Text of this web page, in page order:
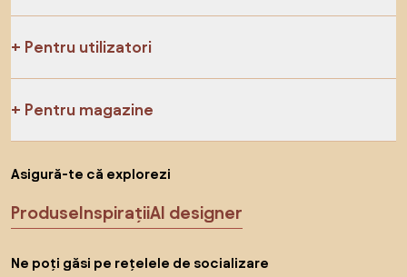
Pentru utilizatori
Pentru magazine
Asigură-te că explorezi
ProduseInspirațiiAI designer
Ne poți găsi pe rețelele de socializare